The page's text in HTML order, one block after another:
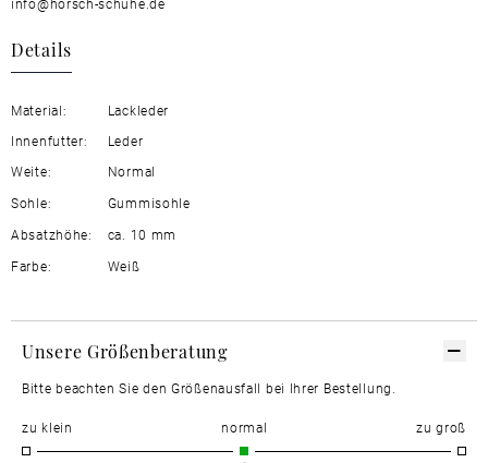
info@horsch-schuhe.de
Details
Material:
Lackleder
Innenfutter:
Leder
Weite:
Normal
Sohle:
Gummisohle
Absatzhöhe:
ca. 10 mm
Farbe:
Weiß
Unsere Größenberatung
Bitte beachten Sie den Größenausfall bei Ihrer Bestellung.
zu klein normal zu groß